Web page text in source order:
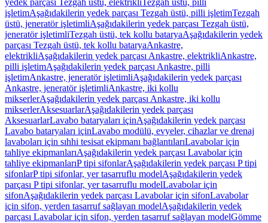
yedek parçası Tezgah üstü, elektrikli Tezgah üstü, pilli
işletimAşağıdakilerin yedek parçası Tezgah üstü, pilli işletimTezgah
üstü, jeneratör işletimliAşağıdakilerin yedek parçası Tezgah üstü,
jeneratör işletimliTezgah üstü, tek kollu bataryaAşağıdakilerin yedek
parçası Tezgah üstü, tek kollu bataryaAnkastre,
elektrikliAşağıdakilerin yedek parçası Ankastre, elektrikliAnkastre,
pilli işletimAşağıdakilerin yedek parçası Ankastre, pilli
işletimAnkastre, jeneratör işletimliAşağıdakilerin yedek parçası
Ankastre, jeneratör işletimliAnkastre, iki kollu
mikserlerAşağıdakilerin yedek parçası Ankastre, iki kollu
mikserlerAksesuarlarAşağıdakilerin yedek parçası
AksesuarlarLavabo bataryaları içinAşağıdakilerin yedek parçası
Lavabo bataryaları içinLavabo modülü, evyeler, cihazlar ve drenaj
lavaboları için sıhhi tesisat ekipmanı bağlantılarıLavabolar için
tahliye ekipmanlarıAşağıdakilerin yedek parçası Lavabolar için
tahliye ekipmanlarıP tipi sifonlarAşağıdakilerin yedek parçası P tipi
sifonlarP tipi sifonlar, yer tasarruflu modelAşağıdakilerin yedek
parçası P tipi sifonlar, yer tasarruflu modelLavabolar için
sifonAşağıdakilerin yedek parçası Lavabolar için sifonLavabolar
için sifon, yerden tasarruf sağlayan modelAşağıdakilerin yedek
parçası Lavabolar için sifon, yerden tasarruf sağlayan modelGömme